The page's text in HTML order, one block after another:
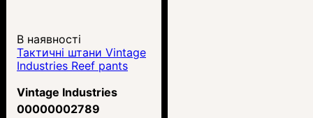
В наявності
Тактичні штани Vintage
Industries Reef pants
Vintage Industries
00000002789